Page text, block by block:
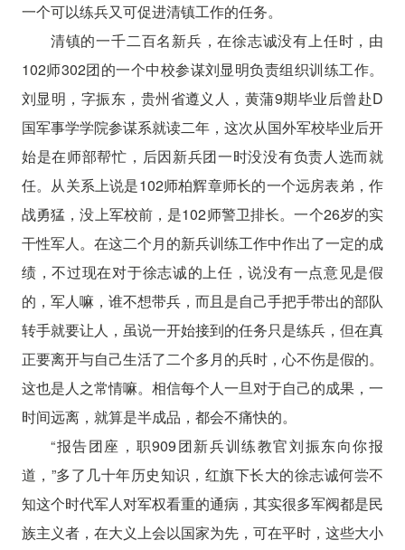
一个可以练兵又可促进清镇工作的任务。
清镇的一千二百名新兵，在徐志诚没有上任时，由
102师302团的一个中校参谋刘显明负责组织训练工作。
刘显明，字振东，贵州省遵义人，黄蒲9期毕业后曾赴D
国军事学学院参谋系就读二年，这次从国外军校毕业后开
始是在师部帮忙，后因新兵团一时没没有负责人选而就
任。从关系上说是102师柏辉章师长的一个远房表弟，作
战勇猛，没上军校前，是102师警卫排长。一个26岁的实
干性军人。在这二个月的新兵训练工作中作出了一定的成
绩，不过现在对于徐志诚的上任，说没有一点意见是假
的，军人嘛，谁不想带兵，而且是自己手把手带出的部队
转手就要让人，虽说一开始接到的任务只是练兵，但在真
正要离开与自己生活了二个多月的兵时，心不伤是假的。
这也是人之常情嘛。相信每个人一旦对于自己的成果，一
时间远离，就算是半成品，都会不痛快的。
“报告团座，职909团新兵训练教官刘振东向你报
道，”多了几十年历史知识，红旗下长大的徐志诚何尝不
知这个时代军人对军权看重的通病，其实很多军阀都是民
族主义者，在大义上会以国家为先，可在平时，这些大小